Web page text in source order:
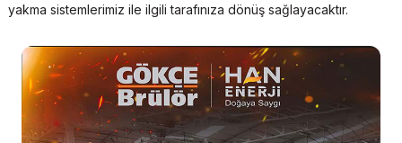
yakma sistemlerimiz ile ilgili tarafınıza dönüş sağlayacaktır.